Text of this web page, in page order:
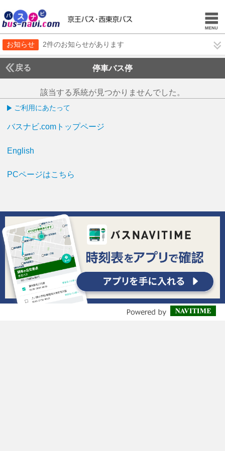
お知らせ 2件のお知らせがあります
戻る 停車バス停
該当する系統が見つかりませんでした。
ご利用にあたって
バスナビ.comトップページ
English
PCページはこちら